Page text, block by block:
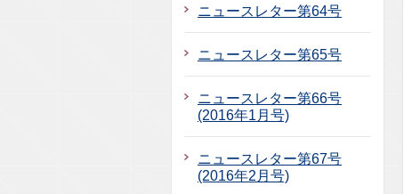
ニュースレター第64号
ニュースレター第65号
ニュースレター第66号
(2016年1月号)
ニュースレター第67号
(2016年2月号)